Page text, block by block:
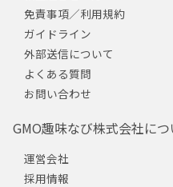
免責事項／利用規約
ガイドライン
外部送信について
よくある質問
お問い合わせ
GMO趣味なび株式会社につ
運営会社
採用情報